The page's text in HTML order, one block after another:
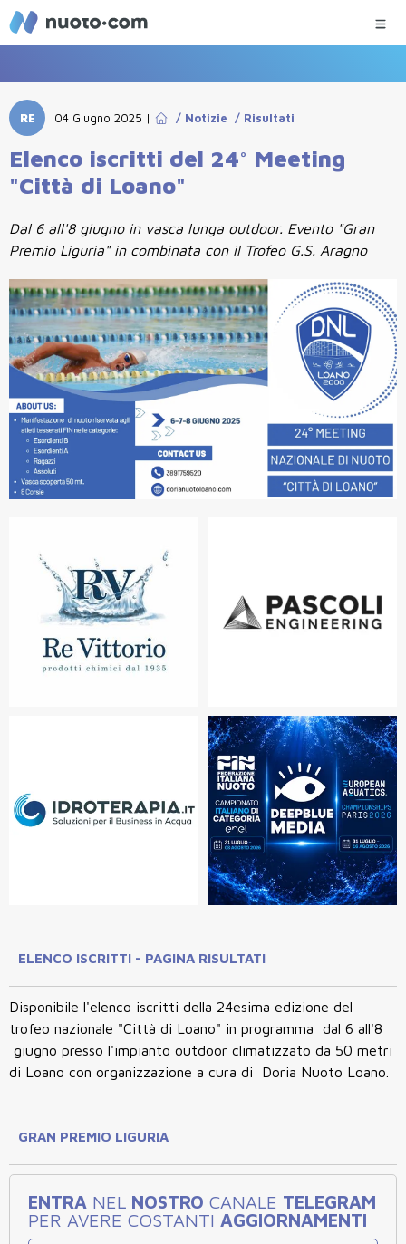
RE 04 Giugno 2025 | / Notizie / Risultati
Elenco iscritti del 24° Meeting
"Città di Loano"
Dal 6 all'8 giugno in vasca lunga outdoor. Evento "Gran
Premio Liguria" in combinata con il Trofeo G.S. Aragno
ELENCO ISCRITTI - PAGINA RISULTATI
Disponibile l'elenco iscritti della 24esima edizione del
trofeo nazionale "Città di Loano" in programma dal 6 all'8
giugno presso l'impianto outdoor climatizzato da 50 metri
di Loano con organizzazione a cura di Doria Nuoto Loano.
GRAN PREMIO LIGURIA
ENTRA NEL NOSTRO CANALE TELEGRAM
PER AVERE COSTANTI AGGIORNAMENTI